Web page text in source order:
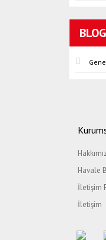
Havale
İletişim
İletişim